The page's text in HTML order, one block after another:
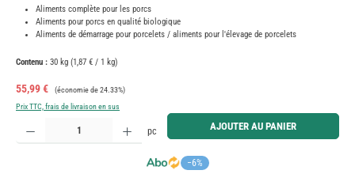
Aliments complète pour les porcs
Aliments pour porcs en qualité biologique
Aliments de démarrage pour porcelets / aliments pour l'élevage de porcelets
Contenu : 30 kg (1,87 € / 1 kg)
Prix de vente :
55,99 € Prix régulier :
(économie de 24.33%)
Prix TTC, frais de livraison en sus
−6%
Quantité de produit : Entrez la quantité souhaitée ou utilisez les boutons pour augmenter ou
pc AJOUTER AU PANIER